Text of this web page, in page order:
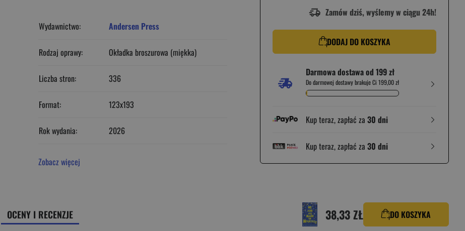
Zamów dziś, wyślemy w ciągu 24h!
DODAJ DO KOSZYKA
Darmowa dostawa od 199 zł
Do darmowej dostawy brakuje Ci 199,00 zł
Kup teraz, zapłać za 30 dni
Kup teraz, zapłać za 30 dni
Wydawnictwo: Andersen Press
Rodzaj oprawy: Okładka broszurowa (miękka)
Liczba stron: 336
Format: 123x193
Rok wydania: 2026
Zobacz więcej
OCENY I RECENZJE 38,33 ZŁ DO KOSZYKA